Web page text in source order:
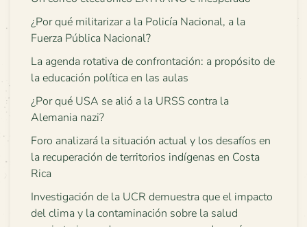
¿Por qué militarizar a la Policía Nacional, a la
Fuerza Pública Nacional?
La agenda rotativa de confrontación: a propósito de
la educación política en las aulas
¿Por qué USA se alió a la URSS contra la
Alemania nazi?
Foro analizará la situación actual y los desafíos en
la recuperación de territorios indígenas en Costa
Rica
Investigación de la UCR demuestra que el impacto
del clima y la contaminación sobre la salud